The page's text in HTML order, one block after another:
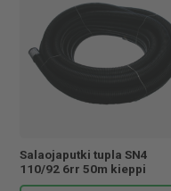
Salaojaputki tupla SN4
110/92 6rr 50m kieppi